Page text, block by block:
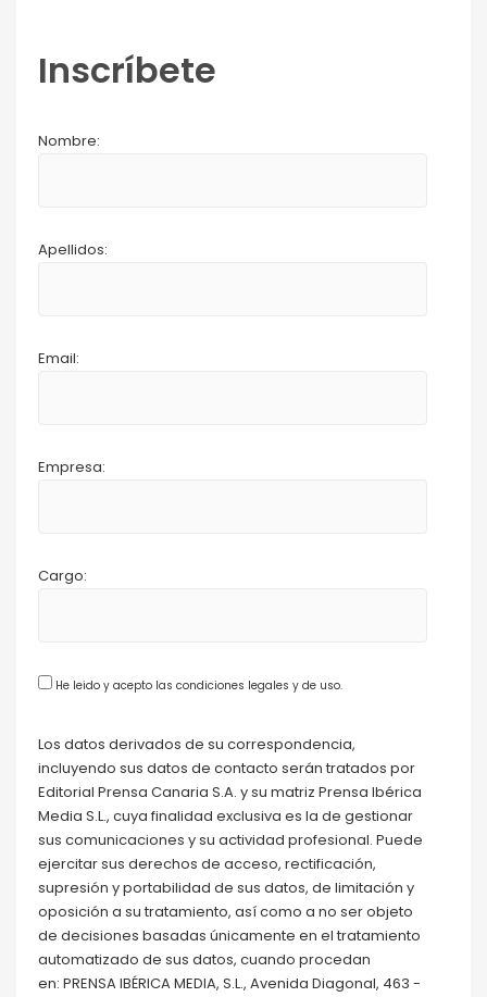
Inscríbete
Nombre:
Apellidos:
Email:
Empresa:
Cargo:
He leido y acepto las condiciones legales y de uso.
Los datos derivados de su correspondencia,
incluyendo sus datos de contacto serán tratados por
Editorial Prensa Canaria S.A. y su matriz Prensa Ibérica
Media S.L., cuya finalidad exclusiva es la de gestionar
sus comunicaciones y su actividad profesional. Puede
ejercitar sus derechos de acceso, rectificación,
supresión y portabilidad de sus datos, de limitación y
oposición a su tratamiento, así como a no ser objeto
de decisiones basadas únicamente en el tratamiento
automatizado de sus datos, cuando procedan
en: PRENSA IBÉRICA MEDIA, S.L., Avenida Diagonal, 463 -